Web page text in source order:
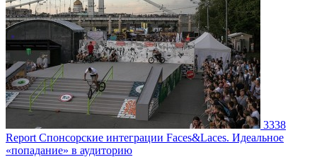
3338
Report Спонсорские интеграции Faces&Laces. Идеальное
«попадание» в аудиторию